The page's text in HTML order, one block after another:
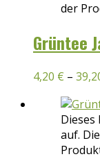
der
Grüntee
4,20 € –
auf.